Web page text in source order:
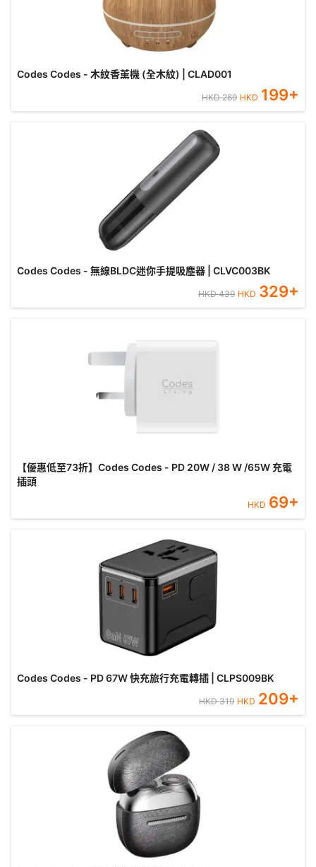
Codes Codes - 木紋香薰機 (全木紋) | CLAD001
HKD269 HKD 199+
Codes Codes - 無線BLDC迷你手提吸塵器 | CLVC003BK
HKD439 HKD 329+
【優惠低至73折】Codes Codes - PD 20W / 38 W /65W 充電
插頭
HKD 69+
Codes Codes - PD 67W 快充旅行充電轉插 | CLPS009BK
HKD319 HKD 209+